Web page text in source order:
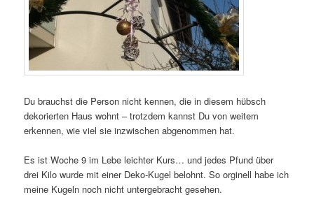
Du brauchst die Person nicht kennen, die in diesem hübsch
dekorierten Haus wohnt – trotzdem kannst Du von weitem
erkennen, wie viel sie inzwischen abgenommen hat.
Es ist Woche 9 im Lebe leichter Kurs… und jedes Pfund über
drei Kilo wurde mit einer Deko-Kugel belohnt. So orginell habe ich
meine Kugeln noch nicht untergebracht gesehen.